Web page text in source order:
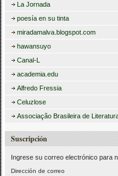
La Jornada
poesía en su tinta
miradamalva.blogspot.com
hawansuyo
Canal-L
academia.edu
Alfredo Fressia
Celuzlose
Associação Brasileira de
Suscripción
Ingrese su correo electrónico para
Dirección de correo